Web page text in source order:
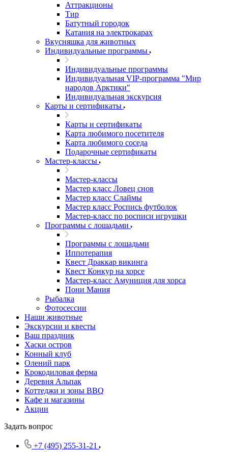
Аттракционы
Тир
Батутный городок
Катания на электрокарах
Вкусняшка для животных
Индивидуальные программы
Индивидуальные программы
Индивидуальная VIP-программа "Мир
народов Арктики"
Индивидуальная экскурсия
Карты и сертификаты
Карты и сертификаты
Карта любимого посетителя
Карта любимого соседа
Подарочные сертификаты
Мастер-классы
Мастер-классы
Мастер класс Ловец снов
Мастер класс Слаймы
Мастер класс Роспись футболок
Мастер-класс по росписи игрушки
Программы с лошадьми
Программы с лошадьми
Иппотерапия
Квест Драккар викинга
Квест Конкур на хорсе
Мастер-класс Амуниция для хорса
Пони Мания
Рыбалка
Фотосессии
Наши животные
Экскурсии и квесты
Ваш праздник
Хаски остров
Конный клуб
Олений парк
Крокодиловая ферма
Деревня Альпак
Коттеджи и зоны BBQ
Кафе и магазины
Акции
Задать вопрос
+7 (495) 255-31-21